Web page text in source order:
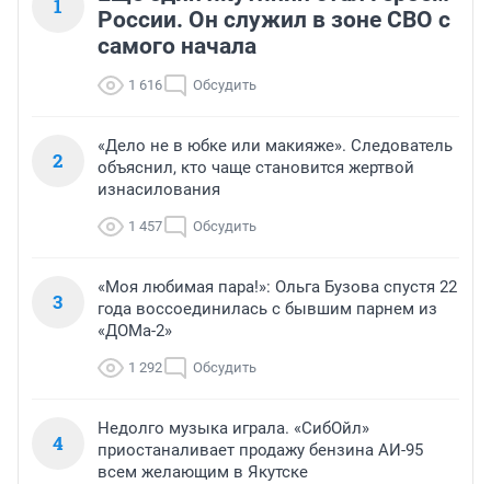
1
России. Он служил в зоне СВО с
самого начала
1 616 Обсудить
2
«Дело не в юбке или макияже». Следователь
объяснил, кто чаще становится жертвой
изнасилования
1 457 Обсудить
3
«Моя любимая пара!»: Ольга Бузова спустя 22
года воссоединилась с бывшим парнем из
«ДОМа-2»
1 292 Обсудить
4
Недолго музыка играла. «СибОйл»
приостаналивает продажу бензина АИ-95
всем желающим в Якутске